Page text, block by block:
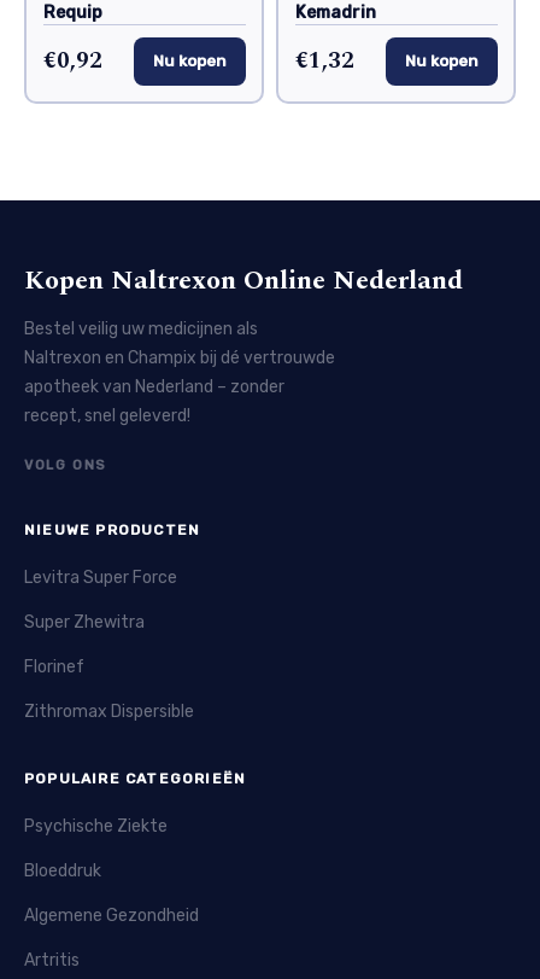
Requip
€0,92 Nu kopen
Kemadrin
€1,32 Nu kopen
Kopen Naltrexon Online Nederland
Bestel veilig uw medicijnen als
Naltrexon en Champix bij dé vertrouwde
apotheek van Nederland – zonder
recept, snel geleverd!
VOLG ONS
NIEUWE PRODUCTEN
Levitra Super Force
Super Zhewitra
Florinef
Zithromax Dispersible
POPULAIRE CATEGORIEËN
Psychische Ziekte
Bloeddruk
Algemene Gezondheid
Artritis